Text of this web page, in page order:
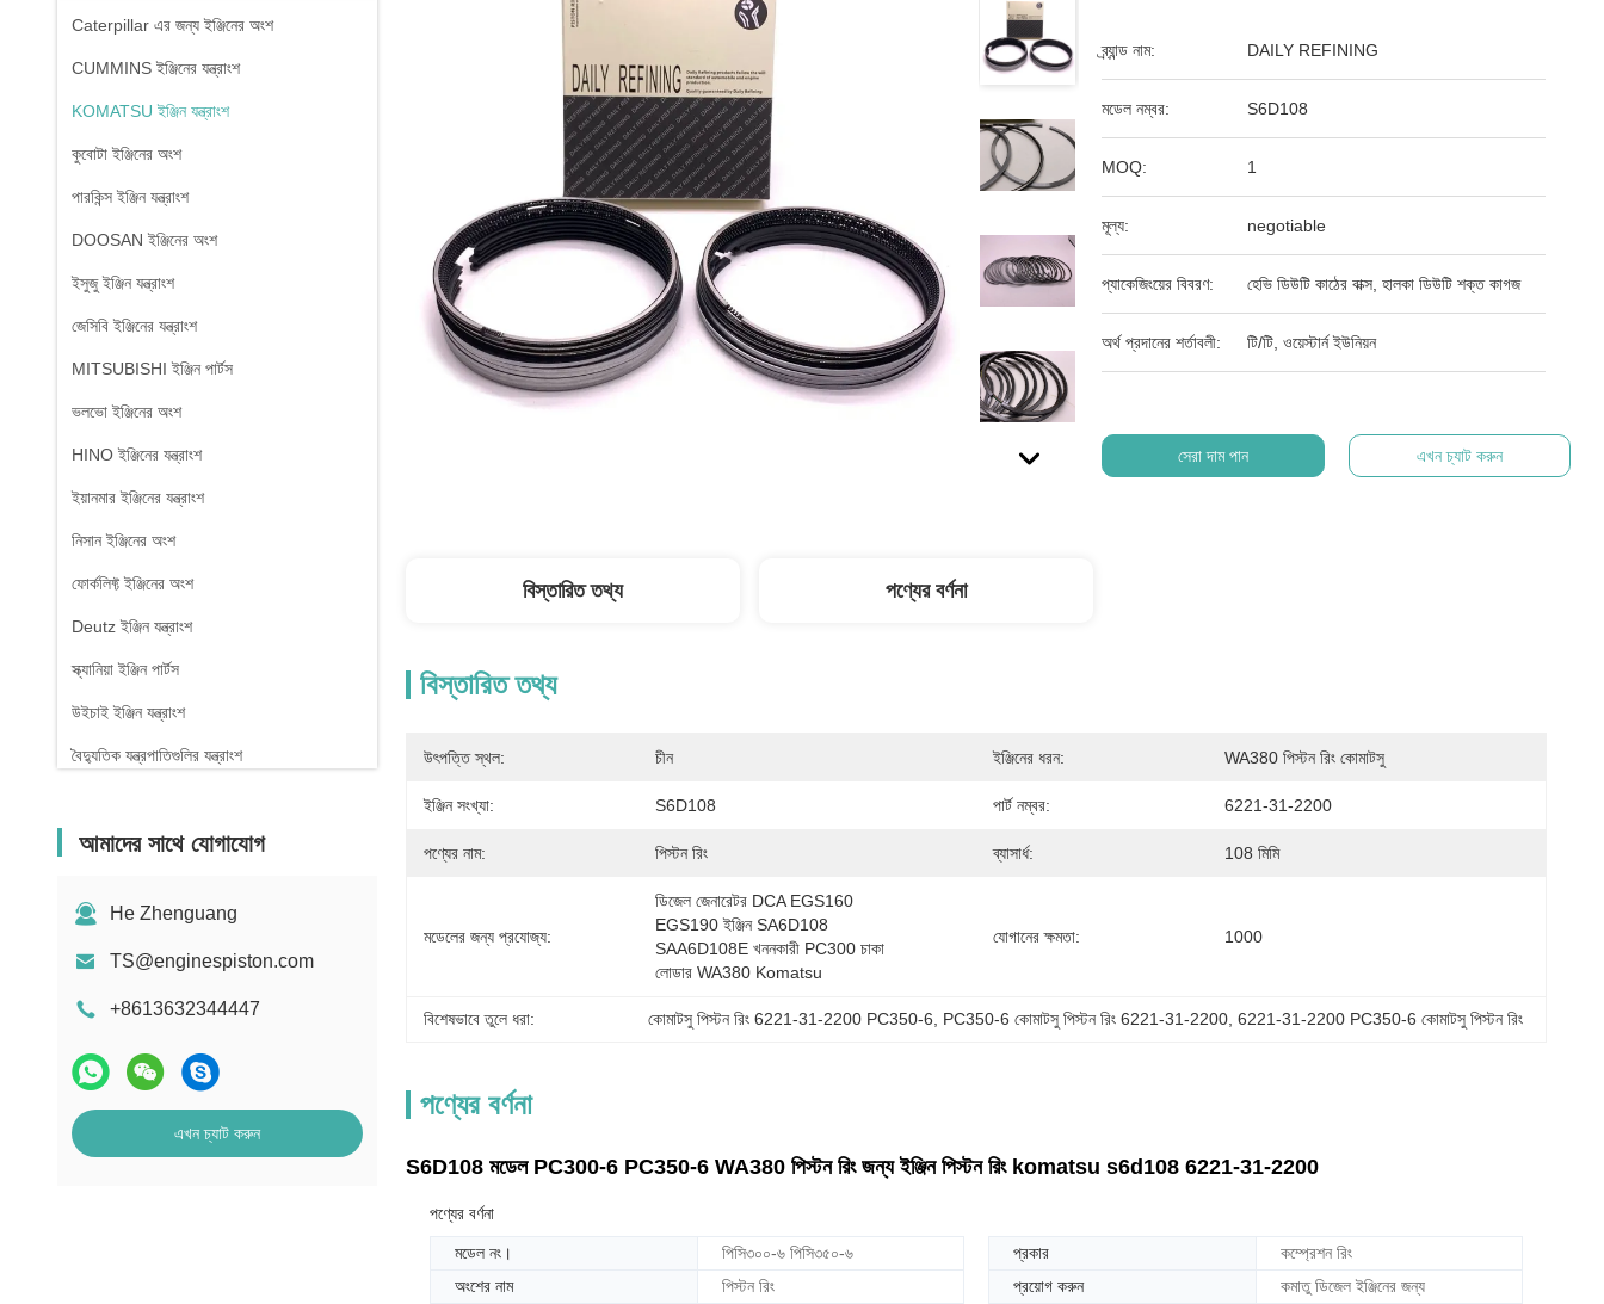
Caterpillar এর জন্য ইঞ্জিনের অংশ
CUMMINS ইঞ্জিনের যন্ত্রাংশ
KOMATSU ইঞ্জিন যন্ত্রাংশ
কুবোটা ইঞ্জিনের অংশ
পারকিন্স ইঞ্জিন যন্ত্রাংশ
DOOSAN ইঞ্জিনের অংশ
ইসুজু ইঞ্জিন যন্ত্রাংশ
জেসিবি ইঞ্জিনের যন্ত্রাংশ
MITSUBISHI ইঞ্জিন পার্টস
ভলভো ইঞ্জিনের অংশ
HINO ইঞ্জিনের যন্ত্রাংশ
ইয়ানমার ইঞ্জিনের যন্ত্রাংশ
নিসান ইঞ্জিনের অংশ
ফোর্কলিফ্ট ইঞ্জিনের অংশ
Deutz ইঞ্জিন যন্ত্রাংশ
স্ক্যানিয়া ইঞ্জিন পার্টস
উইচাই ইঞ্জিন যন্ত্রাংশ
বৈদ্যুতিক যন্ত্রপাতিগুলির যন্ত্রাংশ
আমাদের সাথে যোগাযোগ
He Zhenguang
TS@enginespiston.com
+8613632344447
এখন চ্যাট করুন
ব্র্যান্ড নাম: DAILY REFINING
মডেল নম্বর: S6D108
MOQ: 1
মূল্য: negotiable
প্যাকেজিংয়ের বিবরণ: হেভি ডিউটি ​​কাঠের বাক্স, হালকা ডিউটি ​​শক্ত কাগজ
অর্থ প্রদানের শর্তাবলী: টি/টি, ওয়েস্টার্ন ইউনিয়ন
সেরা দাম পান এখন চ্যাট করুন
বিস্তারিত তথ্য পণ্যের বর্ণনা
বিস্তারিত তথ্য
উৎপত্তি স্থল: চীন ইঞ্জিনের ধরন: WA380 পিস্টন রিং কোমাটসু
ইঞ্জিন সংখ্যা: S6D108 পার্ট নম্বর: 6221-31-2200
পণ্যের নাম: পিস্টন রিং ব্যাসার্ধ: 108 মিমি
মডেলের জন্য প্রযোজ্য:
ডিজেল জেনারেটর DCA EGS160
EGS190 ইঞ্জিন SA6D108
SAA6D108E খননকারী PC300 চাকা
লোডার WA380 Komatsu
যোগানের ক্ষমতা: 1000
বিশেষভাবে তুলে ধরা: কোমাটসু পিস্টন রিং 6221-31-2200 PC350-6 PC350-6 কোমাটসু পিস্টন রিং 6221-31-2200 , 6221-31-2200 PC350-6 কোমাটসু পিস্টন রিং
পণ্যের বর্ণনা
S6D108 মডেল PC300-6 PC350-6 WA380 পিস্টন রিং জন্য ইঞ্জিন পিস্টন রিং komatsu s6d108 6221-31-2200
পণ্যের বর্ণনা
মডেল নং। পিসি৩০০-৬ পিসি৩৫০-৬ প্রকার
কম্প্রেশন রিং
অংশের নাম
পিস্টন রিং প্রয়োগ করুন
কমাতু ডিজেল ইঞ্জিনের জন্য